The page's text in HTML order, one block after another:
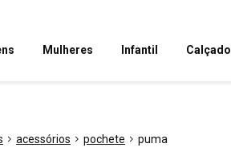
Mulheres Infantil
acessórios pochete puma